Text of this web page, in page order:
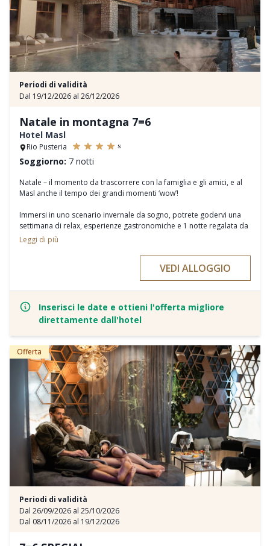
noleggi di sci aderenti all'iniziativa vi concedono uno sconto del
20% sul noleggio di sci per 4 o più giorni.
Periodi di validità
Dal 19/12/2026 al 26/12/2026
Natale in montagna 7=6
Hotel Masl
Rio Pusteria s
Soggiorno: 7 notti
Natale – il momento da trascorrere con la famiglia e gli amici, e al
Masl anche il tempo dei grandi momenti ‘wow’!
Immersi in uno scenario invernale da sogno, potrete godervi una
settimana di relax, esperienze gastronomiche e 1 notte regalata da
noi
Leggi di più
VEDI ALLOGGIO
Inserisci le date e ottieni l'offerta migliore
direttamente dall'hotel
Offerta
Periodi di validità
Dal 26/09/2026 al 25/10/2026
Dal 08/11/2026 al 19/12/2026